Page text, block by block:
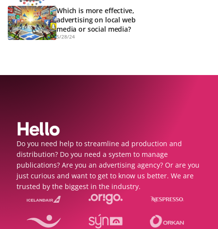
Which is more effective,
advertising on local web
media or social media?
5/28/24
Hello
Do you need help to streamline ad production and
distribution? Do you need a system to manage
publications? Are you an advertising agency? Or are you
just curious and want to get to know us better. We are
trusted by the biggest in the industry.